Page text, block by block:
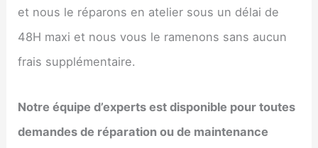
et nous le réparons en atelier sous un délai de
48H maxi et nous vous le ramenons sans aucun
frais supplémentaire.
Notre équipe d’experts est disponible pour toutes
demandes de réparation ou de maintenance